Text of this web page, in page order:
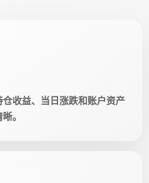
收益、当日涨跌和账户资产
。